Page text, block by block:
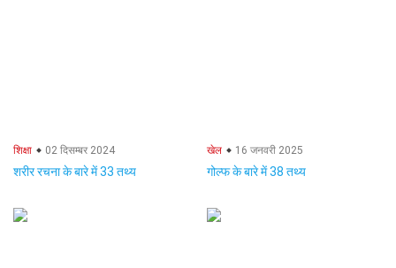
शिक्षा 02 दिसम्बर 2024
शरीर रचना के बारे में 33 तथ्य
खेल 16 जनवरी 2025
गोल्फ के बारे में 38 तथ्य